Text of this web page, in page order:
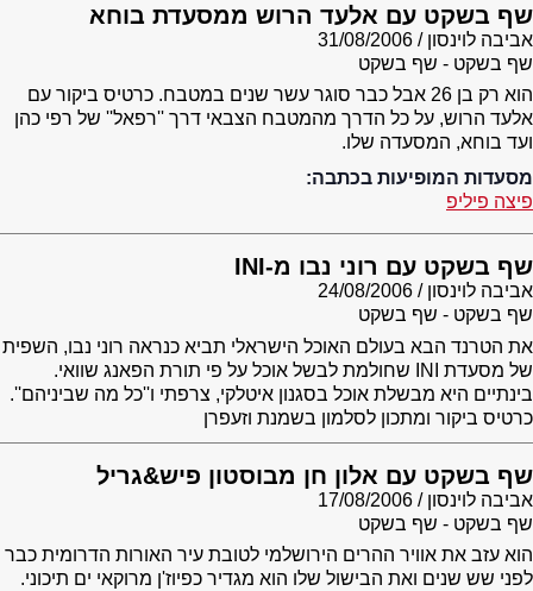
שף בשקט עם אלעד הרוש ממסעדת בוחא
אביבה לוינסון
31/08/2006
שף בשקט - שף בשקט
הוא רק בן 26 אבל כבר סוגר עשר שנים במטבח. כרטיס ביקור עם
אלעד הרוש, על כל הדרך מהמטבח הצבאי דרך ''רפאל'' של רפי כהן
ועד בוחא, המסעדה שלו.
מסעדות המופיעות בכתבה:
פיצה פיליפ
שף בשקט עם רוני נבו מ-INI
אביבה לוינסון
24/08/2006
שף בשקט - שף בשקט
את הטרנד הבא בעולם האוכל הישראלי תביא כנראה רוני נבו, השפית
של מסעדת INI שחולמת לבשל אוכל על פי תורת הפאנג שוואי.
בינתיים היא מבשלת אוכל בסגנון איטלקי, צרפתי ו''כל מה שביניהם''.
כרטיס ביקור ומתכון לסלמון בשמנת וזעפרן
שף בשקט עם אלון חן מבוסטון פיש&גריל
אביבה לוינסון
17/08/2006
שף בשקט - שף בשקט
הוא עזב את אוויר ההרים הירושלמי לטובת עיר האורות הדרומית כבר
לפני שש שנים ואת הבישול שלו הוא מגדיר כפיוז'ן מרוקאי ים תיכוני.